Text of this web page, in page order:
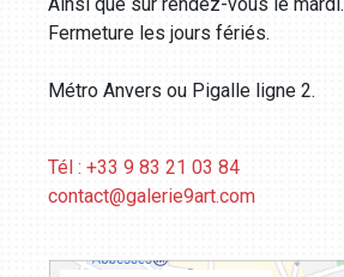
Fermeture les jours fériés.
Métro Anvers ou Pigalle ligne 2.
Tél : +33 9 83 21 03 84
contact@galerie9art.com